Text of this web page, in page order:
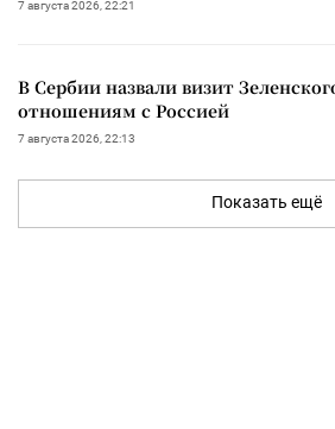
7 августа 2026, 22:21
В Сербии назвали визит
отношениям с Россией
7 августа 2026, 22:13
Показать ещё